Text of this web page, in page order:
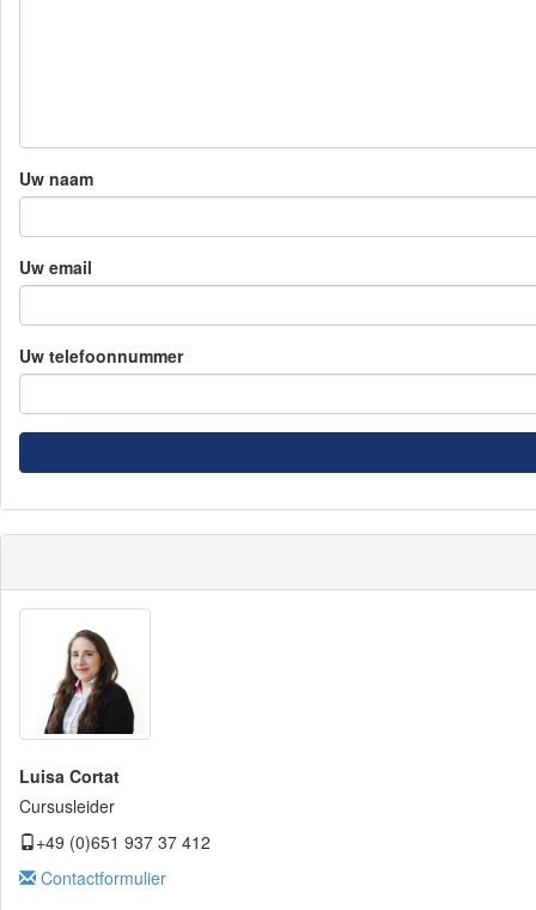
Uw naam
Uw email
Uw telefoonnummer
Luisa Cortat
Cursusleider
+49 (0)651 937 37 412
Contactformulier